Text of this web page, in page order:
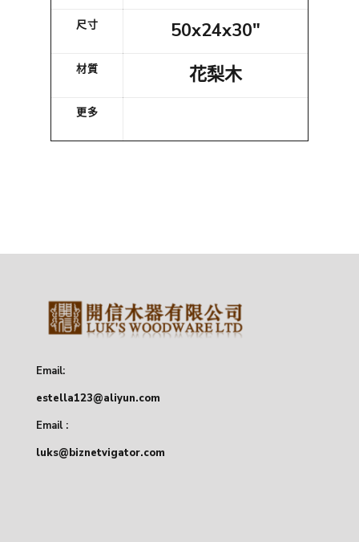
尺寸 50x24x30"
材質 花梨木
更多
Email:
estella123@aliyun.com
Email :
luks@biznetvigator.com